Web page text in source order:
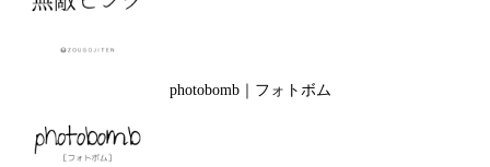
photobomb｜フォトボム